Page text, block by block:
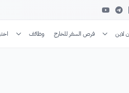
لاين فرص السفر للخارج وظائف